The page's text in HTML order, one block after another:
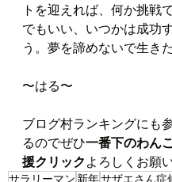
トを迎えれば、何か挑戦
でもいい、いつかは成功
う。夢を諦めないで生きた
〜はる〜
ブログ村ランキングにも
るのでぜひ一番下のわん
援クリックよろしくお願
サラリーマン 新年サザエさん症